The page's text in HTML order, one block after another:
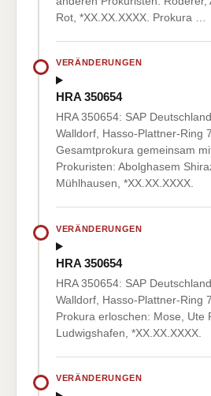
Rot, *XX.XX.XXXX. Prokura …
VERÄNDERUNGEN
HRA 350654
HRA 350654: SAP
Walldorf, Hasso-Plattner-Ring
Gesamtprokura gemeinsam
Prokuristen: Abolghasem
Mühlhausen, *XX.XX.XXXX.
VERÄNDERUNGEN
HRA 350654
HRA 350654: SAP
Walldorf, Hasso-Plattner-Ring
Prokura erloschen: Mose, Ute
Ludwigshafen, *XX.XX.XXXX.
VERÄNDERUNGEN